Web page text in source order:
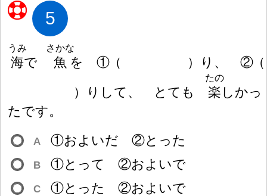
5
海
うみ
で 魚
さかな
を ①（ ） り、 ②（
）
りして、 とても 楽
たの
しかっ
たです。
A ①およいだ ②とった
B ①とって ②およいで
C ①とった ②およいで